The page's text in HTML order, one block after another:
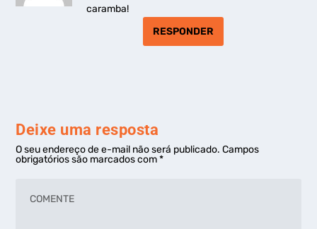
caramba!
RESPONDER
Deixe uma resposta
O seu endereço de e-mail não será publicado. Campos
obrigatórios são marcados com*